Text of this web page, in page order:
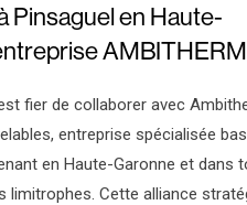
Pinsaguel en Haute-
fier de collaborer avec
entreprise spécialisée
en Haute-Garonne et dans
limitrophes. Cette alliance